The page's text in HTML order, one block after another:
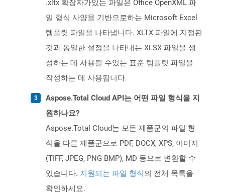
.xltx 확장자가있는 파일은 Office OpenXML 파
일 형식 사양을 기반으로하는 Microsoft Excel
템플릿 파일을 나타냅니다. XLTX 파일에 지정된
것과 동일한 설정을 나타내는 XLSX 파일을 생
성하는 데 사용될 수있는 표준 템플릿 파일을
작성하는 데 사용됩니다.
Aspose.Total Cloud API는 어떤 파일 형식을 지
원하나요?
Aspose.Total Cloud는 모든 제품군의 파일 형
식을 다른 제품군으로 PDF, DOCX, XPS, 이미지
(TIFF, JPEG, PNG BMP), MD 등으로 변환할 수
있습니다. 지원되는 파일 형식의 전체 목록을
확인하세요.